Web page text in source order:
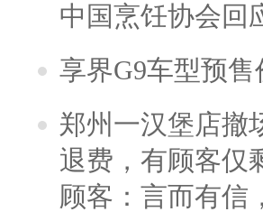
中国烹饪协会回
享界G9车型预
郑州一汉堡店撤
退费，有顾客仅
顾客：言而有信